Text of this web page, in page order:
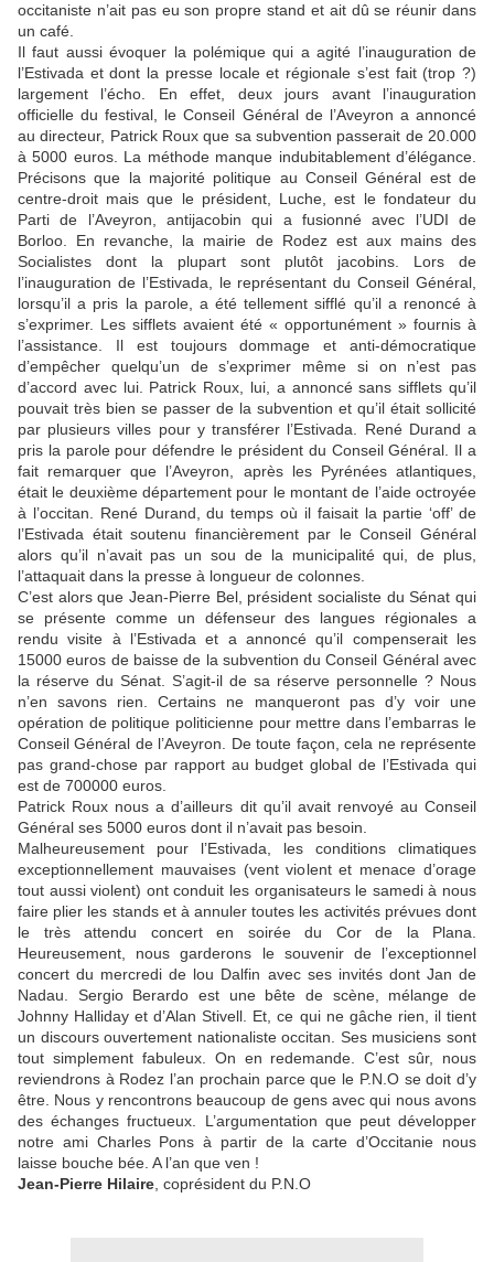
occitaniste n’ait pas eu son propre stand et ait dû se réunir dans
un café.
Il faut aussi évoquer la polémique qui a agité l’inauguration de
l’Estivada et dont la presse locale et régionale s’est fait (trop ?)
largement l’écho. En effet, deux jours avant l’inauguration
officielle du festival, le Conseil Général de l’Aveyron a annoncé
au directeur, Patrick Roux que sa subvention passerait de 20.000
à 5000 euros. La méthode manque indubitablement d’élégance.
Précisons que la majorité politique au Conseil Général est de
centre-droit mais que le président, Luche, est le fondateur du
Parti de l’Aveyron, antijacobin qui a fusionné avec l’UDI de
Borloo. En revanche, la mairie de Rodez est aux mains des
Socialistes dont la plupart sont plutôt jacobins. Lors de
l’inauguration de l’Estivada, le représentant du Conseil Général,
lorsqu’il a pris la parole, a été tellement sifflé qu’il a renoncé à
s’exprimer. Les sifflets avaient été « opportunément » fournis à
l’assistance. Il est toujours dommage et anti-démocratique
d’empêcher quelqu’un de s’exprimer même si on n’est pas
d’accord avec lui. Patrick Roux, lui, a annoncé sans sifflets qu’il
pouvait très bien se passer de la subvention et qu’il était sollicité
par plusieurs villes pour y transférer l’Estivada. René Durand a
pris la parole pour défendre le président du Conseil Général. Il a
fait remarquer que l’Aveyron, après les Pyrénées atlantiques,
était le deuxième département pour le montant de l’aide octroyée
à l’occitan. René Durand, du temps où il faisait la partie ‘off’ de
l’Estivada était soutenu financièrement par le Conseil Général
alors qu’il n’avait pas un sou de la municipalité qui, de plus,
l’attaquait dans la presse à longueur de colonnes.
C’est alors que Jean-Pierre Bel, président socialiste du Sénat qui
se présente comme un défenseur des langues régionales a
rendu visite à l’Estivada et a annoncé qu’il compenserait les
15000 euros de baisse de la subvention du Conseil Général avec
la réserve du Sénat. S’agit-il de sa réserve personnelle ? Nous
n’en savons rien. Certains ne manqueront pas d’y voir une
opération de politique politicienne pour mettre dans l’embarras le
Conseil Général de l’Aveyron. De toute façon, cela ne représente
pas grand-chose par rapport au budget global de l’Estivada qui
est de 700000 euros.
Patrick Roux nous a d’ailleurs dit qu’il avait renvoyé au Conseil
Général ses 5000 euros dont il n’avait pas besoin.
Malheureusement pour l’Estivada, les conditions climatiques
exceptionnellement mauvaises (vent violent et menace d’orage
tout aussi violent) ont conduit les organisateurs le samedi à nous
faire plier les stands et à annuler toutes les activités prévues dont
le très attendu concert en soirée du Cor de la Plana.
Heureusement, nous garderons le souvenir de l’exceptionnel
concert du mercredi de lou Dalfin avec ses invités dont Jan de
Nadau. Sergio Berardo est une bête de scène, mélange de
Johnny Halliday et d’Alan Stivell. Et, ce qui ne gâche rien, il tient
un discours ouvertement nationaliste occitan. Ses musiciens sont
tout simplement fabuleux. On en redemande. C’est sûr, nous
reviendrons à Rodez l’an prochain parce que le P.N.O se doit d’y
être. Nous y rencontrons beaucoup de gens avec qui nous avons
des échanges fructueux. L’argumentation que peut développer
notre ami Charles Pons à partir de la carte d’Occitanie nous
laisse bouche bée. A l’an que ven !
Jean-Pierre Hilaire , coprésident du P.N.O